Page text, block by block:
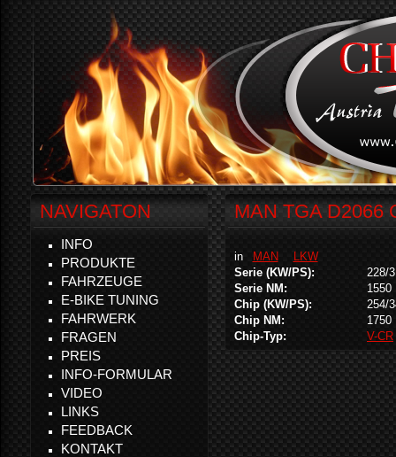
MAN TGA D2066
in MAN
LKW
Serie (KW/PS):
228/
Serie NM:
1550
Chip (KW/PS):
254/
Chip NM:
1750
Chip-Typ:
V-CR
NAVIGATON
INFO
PRODUKTE
FAHRZEUGE
E-BIKE TUNING
FAHRWERK
FRAGEN
PREIS
INFO-FORMULAR
VIDEO
LINKS
FEEDBACK
KONTAKT